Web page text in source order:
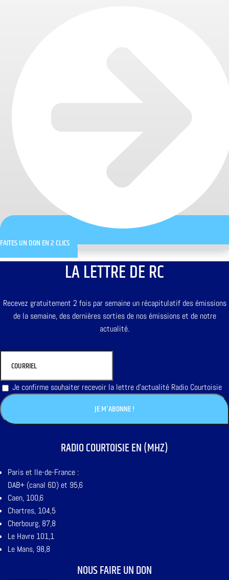
FAITES UN DON EN 2 CLICS
LA LETTRE DE RC
Recevez gratuitement 2 fois par semaine un récapitulatif des émissions
de la semaine, des dernières sorties de nos émissions et de notre
actualité.
Je confirme souhaiter recevoir la lettre d'actualité Radio Courtoisie
RADIO COURTOISIE EN (MHZ)
Paris et Ile-de-France :
DAB+ (canal 6D) et 95,6
Caen, 100,6
Chartres, 104,5
Cherbourg, 87,8
Le Havre 101,1
Le Mans, 98,8
NOUS FAIRE UN DON